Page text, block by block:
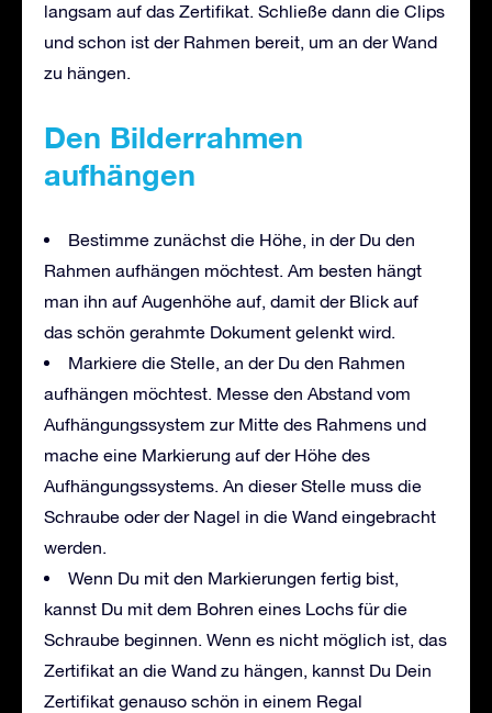
langsam auf das Zertifikat. Schließe dann die Clips
und schon ist der Rahmen bereit, um an der Wand
zu hängen.
Den Bilderrahmen
aufhängen
Bestimme zunächst die Höhe, in der Du den
Rahmen aufhängen möchtest. Am besten hängt
man ihn auf Augenhöhe auf, damit der Blick auf
das schön gerahmte Dokument gelenkt wird.
Markiere die Stelle, an der Du den Rahmen
aufhängen möchtest. Messe den Abstand vom
Aufhängungssystem zur Mitte des Rahmens und
mache eine Markierung auf der Höhe des
Aufhängungssystems. An dieser Stelle muss die
Schraube oder der Nagel in die Wand eingebracht
werden.
Wenn Du mit den Markierungen fertig bist,
kannst Du mit dem Bohren eines Lochs für die
Schraube beginnen. Wenn es nicht möglich ist, das
Zertifikat an die Wand zu hängen, kannst Du Dein
Zertifikat genauso schön in einem Regal